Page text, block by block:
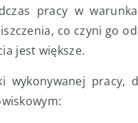
pracy w
co czyni go
jest większe.
wykonywanej